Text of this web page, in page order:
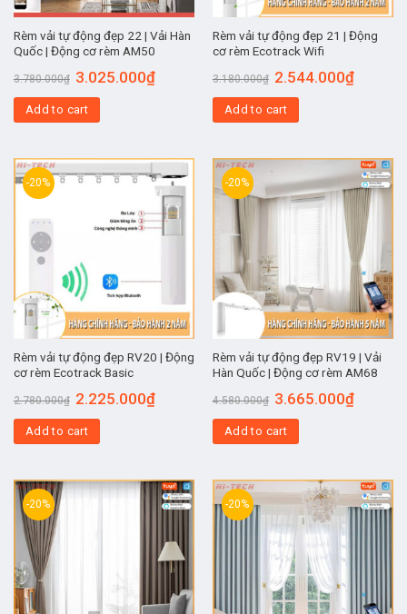
Rèm vải tự động đẹp 22 | Vải Hàn
Quốc | Động cơ rèm AM50
3.780.000₫ 3.025.000₫
Add to cart
Rèm vải tự động đẹp 21 | Động
cơ rèm Ecotrack Wifi
3.180.000₫ 2.544.000₫
Add to cart
-20%
Rèm vải tự động đẹp RV20 | Động
cơ rèm Ecotrack Basic
2.780.000₫ 2.225.000₫
Add to cart
-20%
Rèm vải tự động đẹp RV19 | Vải
Hàn Quốc | Động cơ rèm AM68
4.580.000₫ 3.665.000₫
Add to cart
-20% -20%